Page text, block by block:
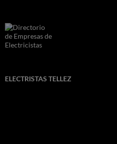
ELECTRISTAS TELLEZ